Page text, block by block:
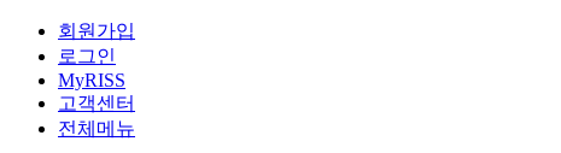
회원가입
로그인
MyRISS
고객센터
전체메뉴